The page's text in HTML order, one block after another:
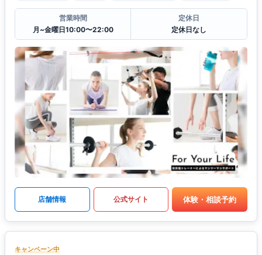
営業時間
月~金曜日10:00〜22:00
定休日
定休日なし
店舗情報 公式サイト 体験・相談予約
キャンペーン中